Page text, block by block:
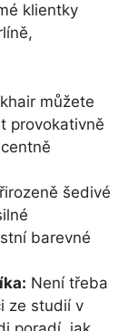
klientky
můžete
provokativně
šedivé
barevné
Není třeba
ze studií v